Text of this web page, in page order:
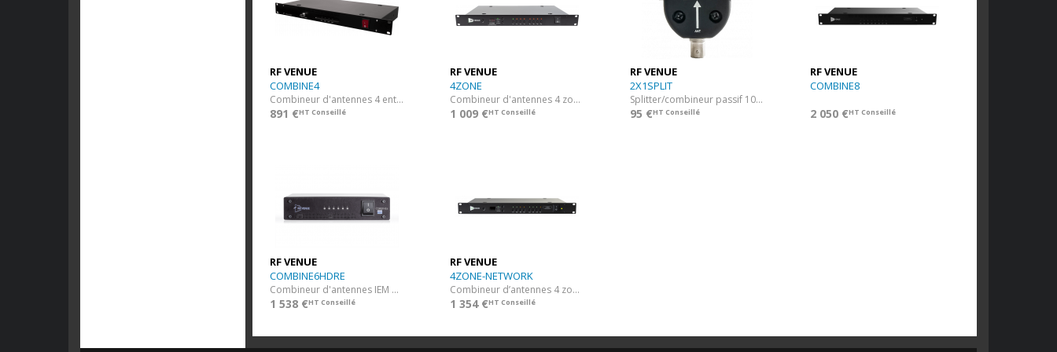
RF VENUE
COMBINE4
Combineur d'antennes 4 entrées
891 €HT Conseillé
RF VENUE
4ZONE
Combineur d'antennes 4 zones micro HF
1 009 €HT Conseillé
RF VENUE
2X1SPLIT
Splitter/combineur passif 10-1000 MHz
95 €HT Conseillé
RF VENUE
COMBINE8
2 050 €HT Conseillé
RF VENUE
COMBINE6HDRE
Combineur d'antennes IEM 6 entrée HDR, PSU.
1 538 €HT Conseillé
RF VENUE
4ZONE-NETWORK
Combineur d’antennes 4 zones réseau
1 354 €HT Conseillé